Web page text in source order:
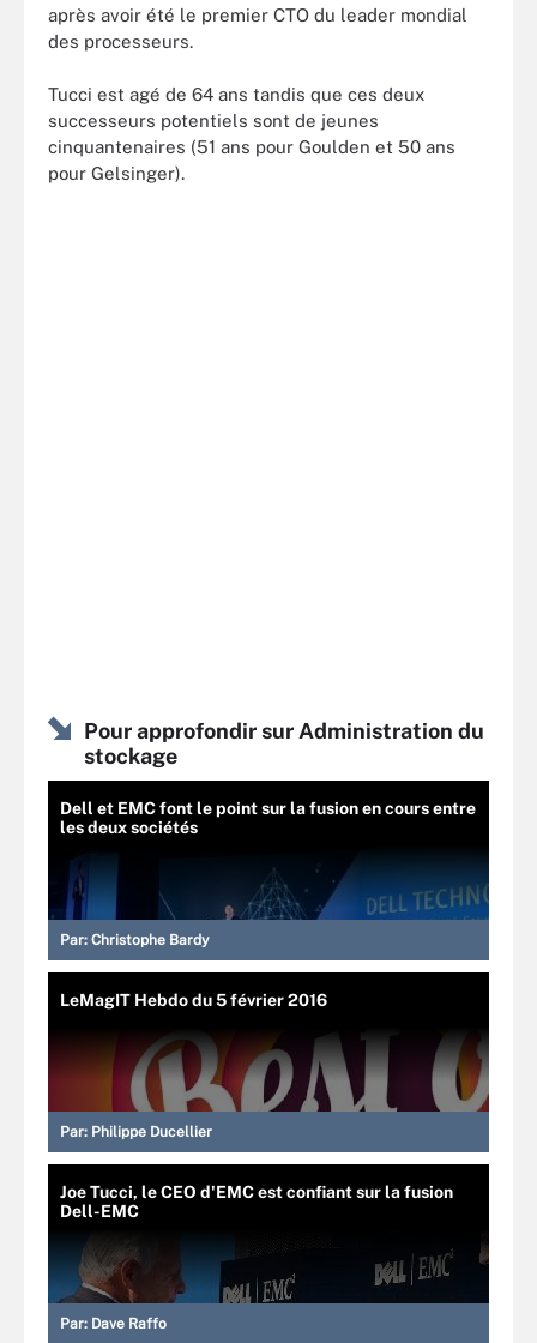
après avoir été le premier CTO du leader mondial
des processeurs.
Tucci est agé de 64 ans tandis que ces deux
successeurs potentiels sont de jeunes
cinquantenaires (51 ans pour Goulden et 50 ans
pour Gelsinger).
Pour approfondir sur Administration du
stockage
Dell et EMC font le point sur la fusion en cours entre
les deux sociétés
Par: Christophe Bardy
LeMagIT Hebdo du 5 février 2016
Par: Philippe Ducellier
Joe Tucci, le CEO d'EMC est confiant sur la fusion
Dell-EMC
Par: Dave Raffo